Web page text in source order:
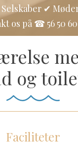
✔
os på ☎ 56 50
og
Faciliteter